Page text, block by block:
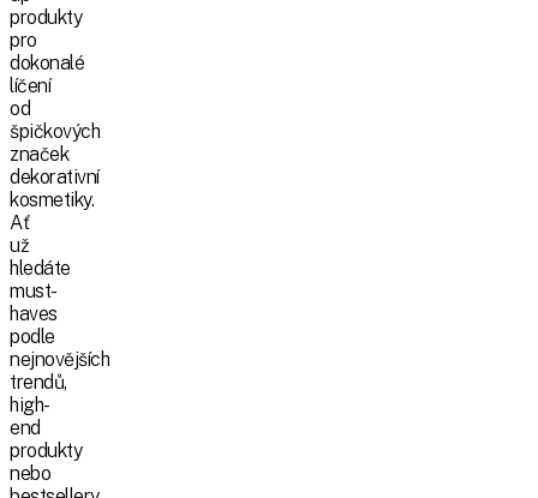
produkty
pro
dokonalé
líčení
od
špičkových
značek
dekorativní
kosmetiky.
Ať
už
hledáte
must-
haves
podle
nejnovějších
trendů,
high-
end
produkty
nebo